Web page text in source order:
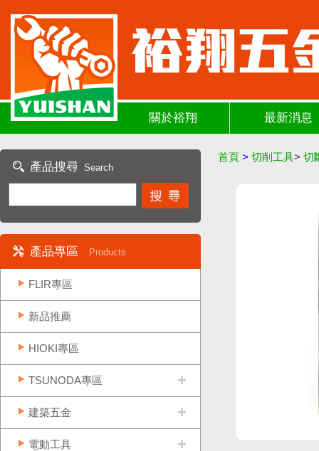
關於裕翔 最新消息
產品搜尋 Search
產品專區 Products
FLIR專區
新品推薦
HIOKI專區
TSUNODA專區
建築五金
電動工具
首頁 > 切削工具> 切